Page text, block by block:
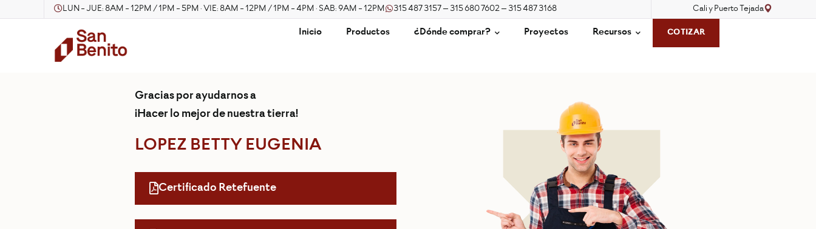
LUN - JUE: 8AM - 12PM / 1PM - 5PM · VIE: 8AM - 12PM / 1PM - 4PM · SAB: 9AM - 12PM 315 487 3157 – 315 680 7602 – 315 487 3168 Cali y Puerto Tejada
Inicio Productos ¿Dónde comprar? Proyectos Recursos COTIZAR
Gracias por ayudarnos a
¡Hacer lo mejor de nuestra tierra!
LOPEZ BETTY EUGENIA
Certificado Retefuente